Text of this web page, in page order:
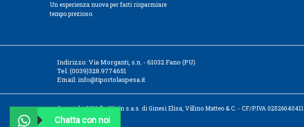
Un esperienza nuova per farti risparmiare
tempo prezioso.
Indirizzo: Via Morganti, s.n. - 61032 Fano (PU)
Tel: (0039)328.9774651
Email: info@tiportolaspesa.it
Copyright 2016 © - Vigin s.a.s. di Ginesi Elisa, Villino Matteo & C. - CF/P.IVA 02526040411
Chatta con noi